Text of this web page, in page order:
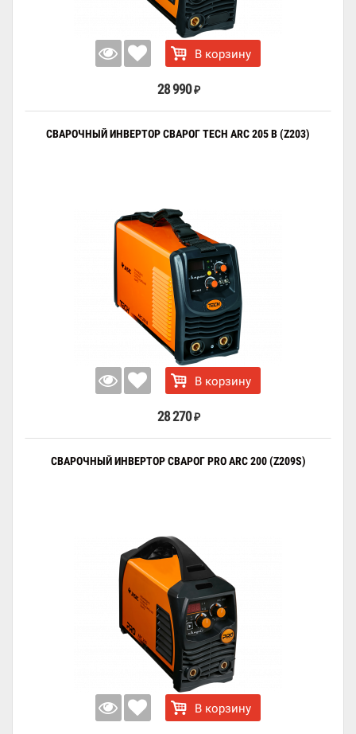
В корзину
28 990 ₽
СВАРОЧНЫЙ ИНВЕРТОР СВАРОГ TECH ARC 205 B (Z203)
В корзину
28 270 ₽
СВАРОЧНЫЙ ИНВЕРТОР СВАРОГ PRO ARC 200 (Z209S)
В корзину